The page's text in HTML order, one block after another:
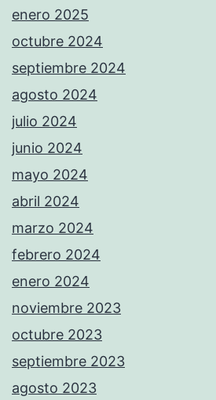
enero 2025
octubre 2024
septiembre 2024
agosto 2024
julio 2024
junio 2024
mayo 2024
abril 2024
marzo 2024
febrero 2024
enero 2024
noviembre 2023
octubre 2023
septiembre 2023
agosto 2023